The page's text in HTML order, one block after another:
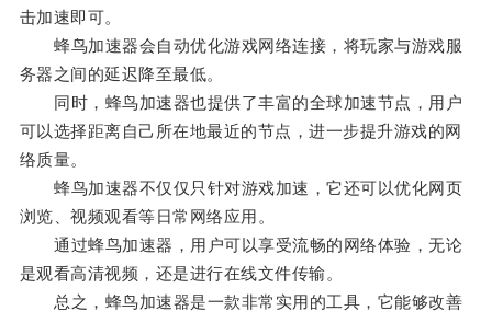
击加速即可。
蜂鸟加速器会自动优化游戏网络连接，将玩家与游戏服
务器之间的延迟降至最低。
同时，蜂鸟加速器也提供了丰富的全球加速节点，用户
可以选择距离自己所在地最近的节点，进一步提升游戏的网
络质量。
蜂鸟加速器不仅仅只针对游戏加速，它还可以优化网页
浏览、视频观看等日常网络应用。
通过蜂鸟加速器，用户可以享受流畅的网络体验，无论
是观看高清视频，还是进行在线文件传输。
总之，蜂鸟加速器是一款非常实用的工具，它能够改善